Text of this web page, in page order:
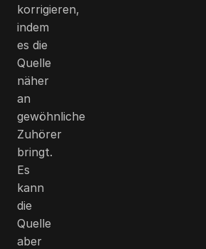
korrigieren,
indem
es die
Quelle
näher
an
gewöhnliche
Zuhörer
bringt.
Es
kann
die
Quelle
aber